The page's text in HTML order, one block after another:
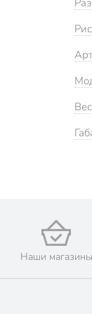
Наши магазины